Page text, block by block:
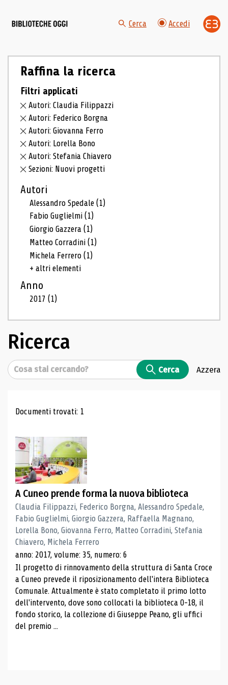
Cerca Accedi
Raffina la ricerca
Filtri applicati
Autori: Claudia Filippazzi
Autori: Federico Borgna
Autori: Giovanna Ferro
Autori: Lorella Bono
Autori: Stefania Chiavero
Sezioni: Nuovi progetti
Autori
Alessandro Spedale(1)
Fabio Guglielmi(1)
Giorgio Gazzera(1)
Matteo Corradini(1)
Michela Ferrero(1)
+ altri elementi
Anno
2017(1)
Ricerca
Cerca Cerca Azzera
Risultati di ricerca
Documenti trovati: 1
A Cuneo prende forma la nuova biblioteca
Claudia Filippazzi, Federico Borgna, Alessandro Spedale,
Fabio Guglielmi, Giorgio Gazzera, Raffaella Magnano,
Lorella Bono, Giovanna Ferro, Matteo Corradini, Stefania
Chiavero, Michela Ferrero
anno: 2017, volume: 35, numero: 6
Il progetto di rinnovamento della struttura di Santa Croce
a Cuneo prevede il riposizionamento dell'intera Biblioteca
Comunale. Attualmente è stato completato il primo lotto
dell'intervento, dove sono collocati la biblioteca 0-18, il
fondo storico, la collezione di Giuseppe Peano, gli uffici
del premio ...